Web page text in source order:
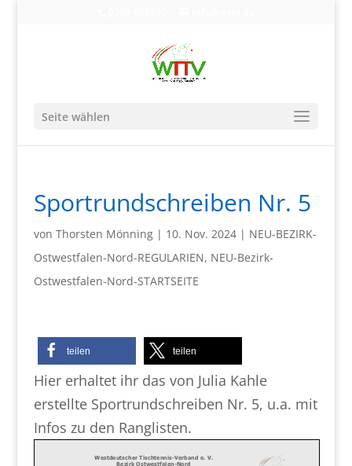
Seite wählen
Sportrundschreiben Nr. 5
von Thorsten Mönning| 10. Nov. 2024| NEU-BEZIRK-
Ostwestfalen-Nord-REGULARIEN, NEU-Bezirk-
Ostwestfalen-Nord-STARTSEITE
teilen teilen
Hier erhaltet ihr das von Julia Kahle
erstellte Sportrundschreiben Nr. 5, u.a. mit
Infos zu den Ranglisten.